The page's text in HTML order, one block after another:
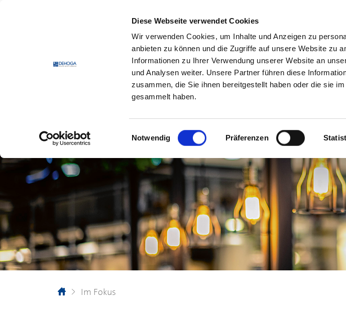
Diese Webseite verwendet Cookies
Wir verwenden Cookies, um Inhalte und Anzeigen zu
anbieten zu können und die Zugriffe auf unsere Website zu
Informationen zu Ihrer Verwendung unserer Website an
und Analysen weiter. Unsere Partner führen diese
zusammen, die Sie ihnen bereitgestellt haben oder die sie
gesammelt haben.
Einwilligungsauswahl
Notwendig Präferenzen
DEHOGA MITMACHEN
Im Fokus